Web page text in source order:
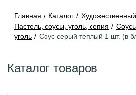
Главная Каталог
Пастель, соусы, уголь, сепия
уголь
Соус серый теплый 1 шт. (в
Каталог товаров